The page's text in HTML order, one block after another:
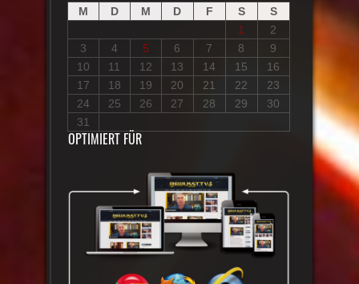
M D M D F S
S
1
2
3
4 5 6 7 8
9
10
11 12 13 14 15
16
17
18 19 20 21 22
23
24
25 26 27 28 29
30
31
OPTIMIERT FÜR